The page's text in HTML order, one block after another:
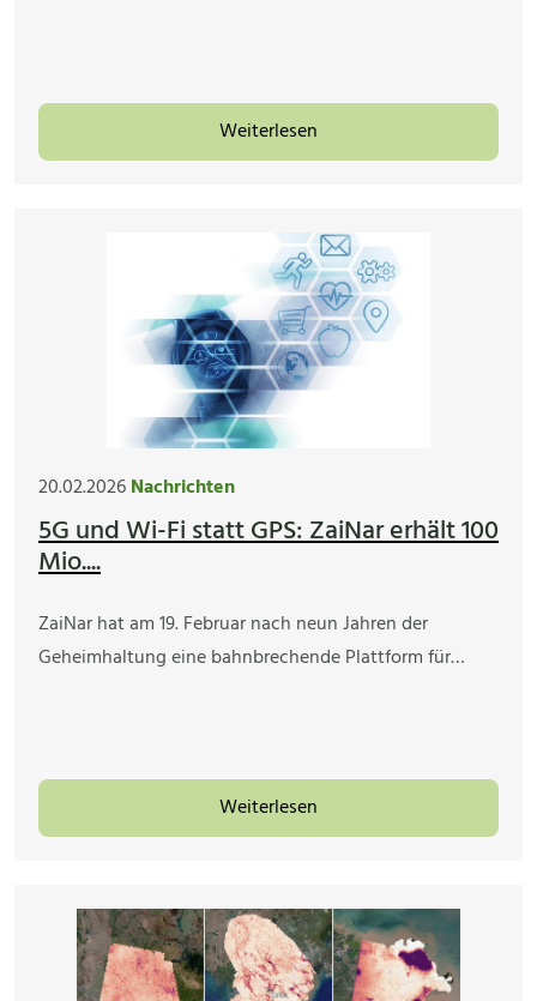
Weiterlesen
20.02.2026Nachrichten
5G und Wi-Fi statt GPS: ZaiNar erhält 100
Mio....
ZaiNar hat am 19. Februar nach neun Jahren der
Geheimhaltung eine bahnbrechende Plattform für…
Weiterlesen